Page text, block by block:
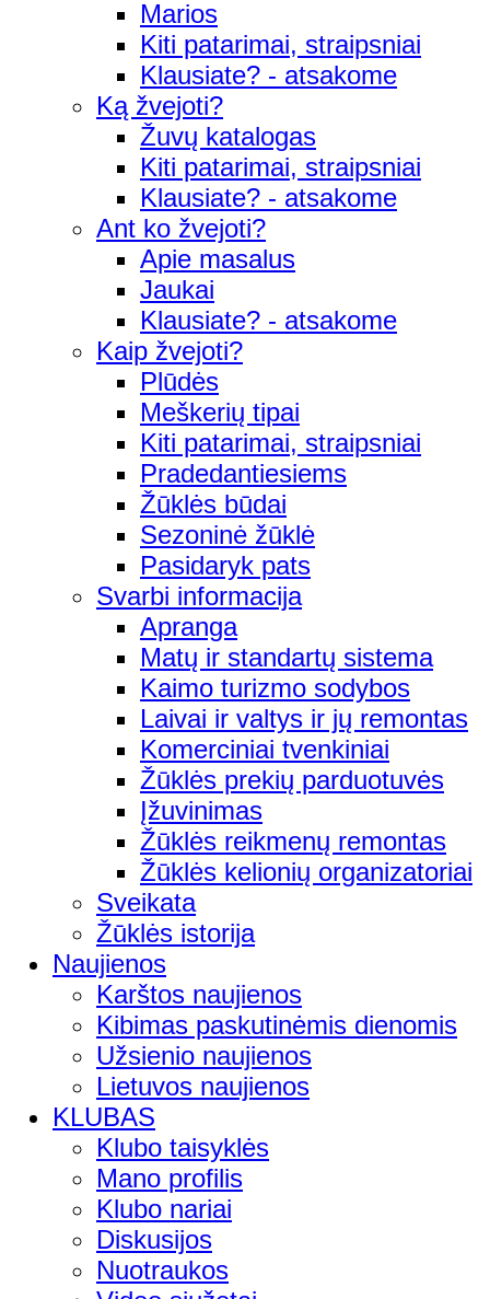
Marios
Kiti patarimai, straipsniai
Klausiate? - atsakome
Ką žvejoti?
Žuvų katalogas
Kiti patarimai, straipsniai
Klausiate? - atsakome
Ant ko žvejoti?
Apie masalus
Jaukai
Klausiate? - atsakome
Kaip žvejoti?
Plūdės
Meškerių tipai
Kiti patarimai, straipsniai
Pradedantiesiems
Žūklės būdai
Sezoninė žūklė
Pasidaryk pats
Svarbi informacija
Apranga
Matų ir standartų sistema
Kaimo turizmo sodybos
Laivai ir valtys ir jų remontas
Komerciniai tvenkiniai
Žūklės prekių parduotuvės
Įžuvinimas
Žūklės reikmenų remontas
Žūklės kelionių organizatoriai
Sveikata
Žūklės istorija
Naujienos
Karštos naujienos
Kibimas paskutinėmis dienomis
Užsienio naujienos
Lietuvos naujienos
KLUBAS
Klubo taisyklės
Mano profilis
Klubo nariai
Diskusijos
Nuotraukos